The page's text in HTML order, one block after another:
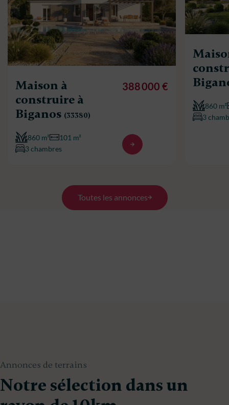
Maison à
construire à
Biganos (33380)
860 m²
101 m²
3 chambres
388 000 €
860 m²
3
Toutes les annonces
Annonces de terrains
Notre sélection dans un